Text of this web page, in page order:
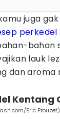
juga
perkedel
bahan
lauk
dan
Kentang
Eric Prouzet)